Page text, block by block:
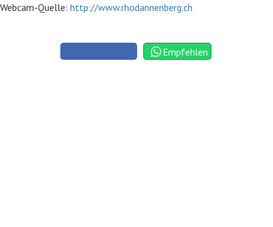
Webcam-Quelle: http://www.rhodannenberg.ch
Empfehlen